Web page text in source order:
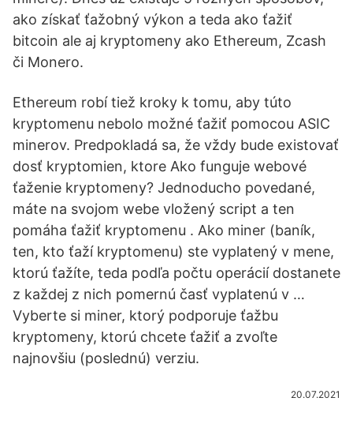
ako získať ťažobný výkon a teda ako ťažiť
bitcoin ale aj kryptomeny ako Ethereum, Zcash
či Monero.
Ethereum robí tiež kroky k tomu, aby túto
kryptomenu nebolo možné ťažiť pomocou ASIC
minerov. Predpokladá sa, že vždy bude existovať
dosť kryptomien, ktore Ako funguje webové
ťaženie kryptomeny? Jednoducho povedané,
máte na svojom webe vložený script a ten
pomáha ťažiť kryptomenu . Ako miner (baník,
ten, kto ťaží kryptomenu) ste vyplatený v mene,
ktorú ťažíte, teda podľa počtu operácií dostanete
z každej z nich pomernú časť vyplatenú v …
Vyberte si miner, ktorý podporuje ťažbu
kryptomeny, ktorú chcete ťažiť a zvoľte
najnovšiu (poslednú) verziu.
20.07.2021